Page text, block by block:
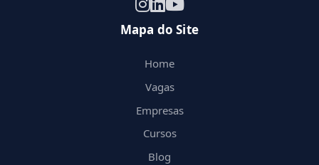
Mapa do Site
Home
Vagas
Empresas
Cursos
Blog